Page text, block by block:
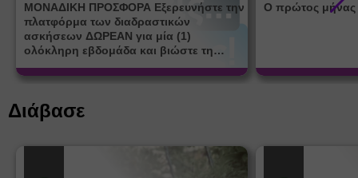
ΜΟΝΑΔΙΚΗ ΠΡΟΣΦΟΡΑ Εξερευνήστε την
πλατφόρμα των διαδραστικών
ασκήσεων ΔΩΡΕΑΝ για μία (1)
ολόκληρη εβδομάδα και βιώστε τη
μοναδική εμπειρία εκμάθησης του i-
learn.gr* * Αφορά νέες εγγραφές
Ο πρώτος
Διάβασε